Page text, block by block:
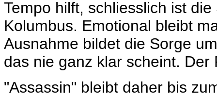
Tempo hilft, schliesslich ist
Kolumbus. Emotional bleibt
Ausnahme bildet die Sorge
das nie ganz klar scheint. Der
"Assassin" bleibt daher bis